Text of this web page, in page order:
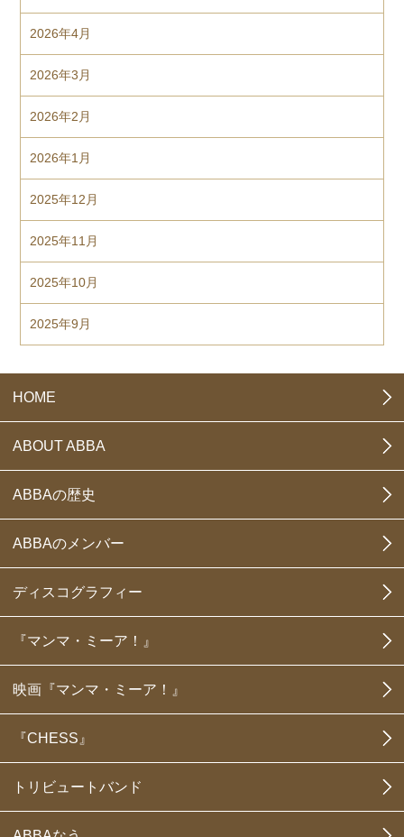
2026年4月
2026年3月
2026年2月
2026年1月
2025年12月
2025年11月
2025年10月
2025年9月
HOME
ABOUT ABBA
ABBAの歴史
ABBAのメンバー
ディスコグラフィー
『マンマ・ミーア！』
映画『マンマ・ミーア！』
『CHESS』
トリビュートバンド